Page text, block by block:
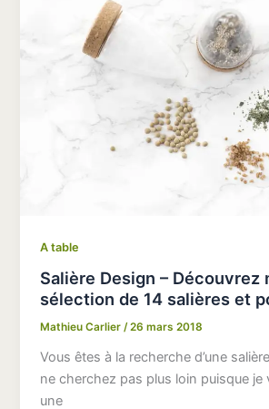
A table
Salière Design – Découvrez
sélection de 14 salières et
Mathieu Carlier/26 mars 2018
Vous êtes à la recherche d’une
ne cherchez pas plus loin puisque
une